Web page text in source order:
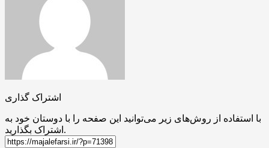
اشتراک گذاری
با استفاده از روش‌های زیر می‌توانید این صفحه را با دوستان خود به
اشتراک بگذارید.